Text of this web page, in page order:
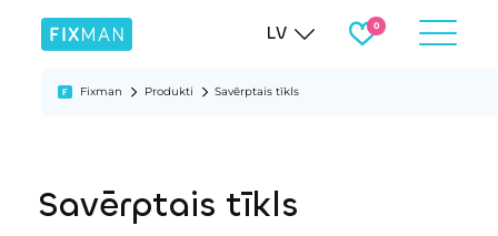
LV
Fixman Produkti Savērptais tīkls
Savērptais tīkls